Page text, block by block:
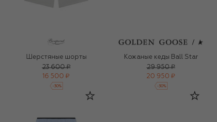
Шерстяные шорты
23 600 ₽
16 500 ₽
-30%
Кожаные кеды Ball Star
29 950 ₽
20 950 ₽
-30%